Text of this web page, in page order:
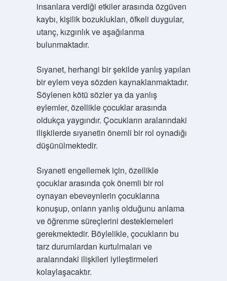
insanlara verdiği etkiler arasında özgüven
kaybı, kişilik bozuklukları, öfkeli duygular,
utanç, kızgınlık ve aşağılanma
bulunmaktadır.
Sıyanet, herhangi bir şekilde yanlış yapılan
bir eylem veya sözden kaynaklanmaktadır.
Söylenen kötü sözler ya da yanlış
eylemler, özellikle çocuklar arasında
oldukça yaygındır. Çocukların aralarındaki
ilişkilerde sıyanetin önemli bir rol oynadığı
düşünülmektedir.
Sıyaneti engellemek için, özellikle
çocuklar arasında çok önemli bir rol
oynayan ebeveynlerin çocuklarına
konuşup, onların yanlış olduğunu anlama
ve öğrenme süreçlerini desteklemeleri
gerekmektedir. Böylelikle, çocukların bu
tarz durumlardan kurtulmaları ve
aralarındaki ilişkileri iyileştirmeleri
kolaylaşacaktır.